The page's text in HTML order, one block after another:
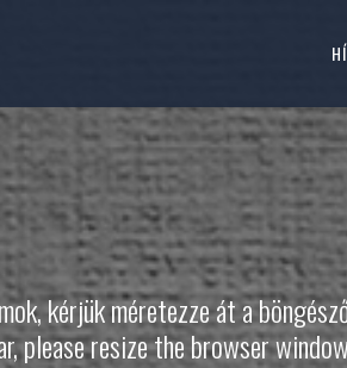
kérjük méretezze át a
please resize the browser